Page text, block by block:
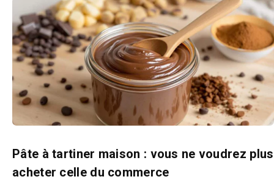
Pâte à tartiner maison : vous ne voudrez plus
acheter celle du commerce